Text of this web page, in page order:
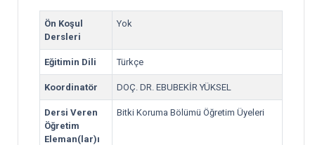
Ön Koşul
Dersleri
Yok
Eğitimin Dili Türkçe
Koordinatör DOÇ. DR. EBUBEKİR YÜKSEL
Dersi Veren
Öğretim
Eleman(lar)ı
Bitki Koruma Bölümü Öğretim Üyeleri